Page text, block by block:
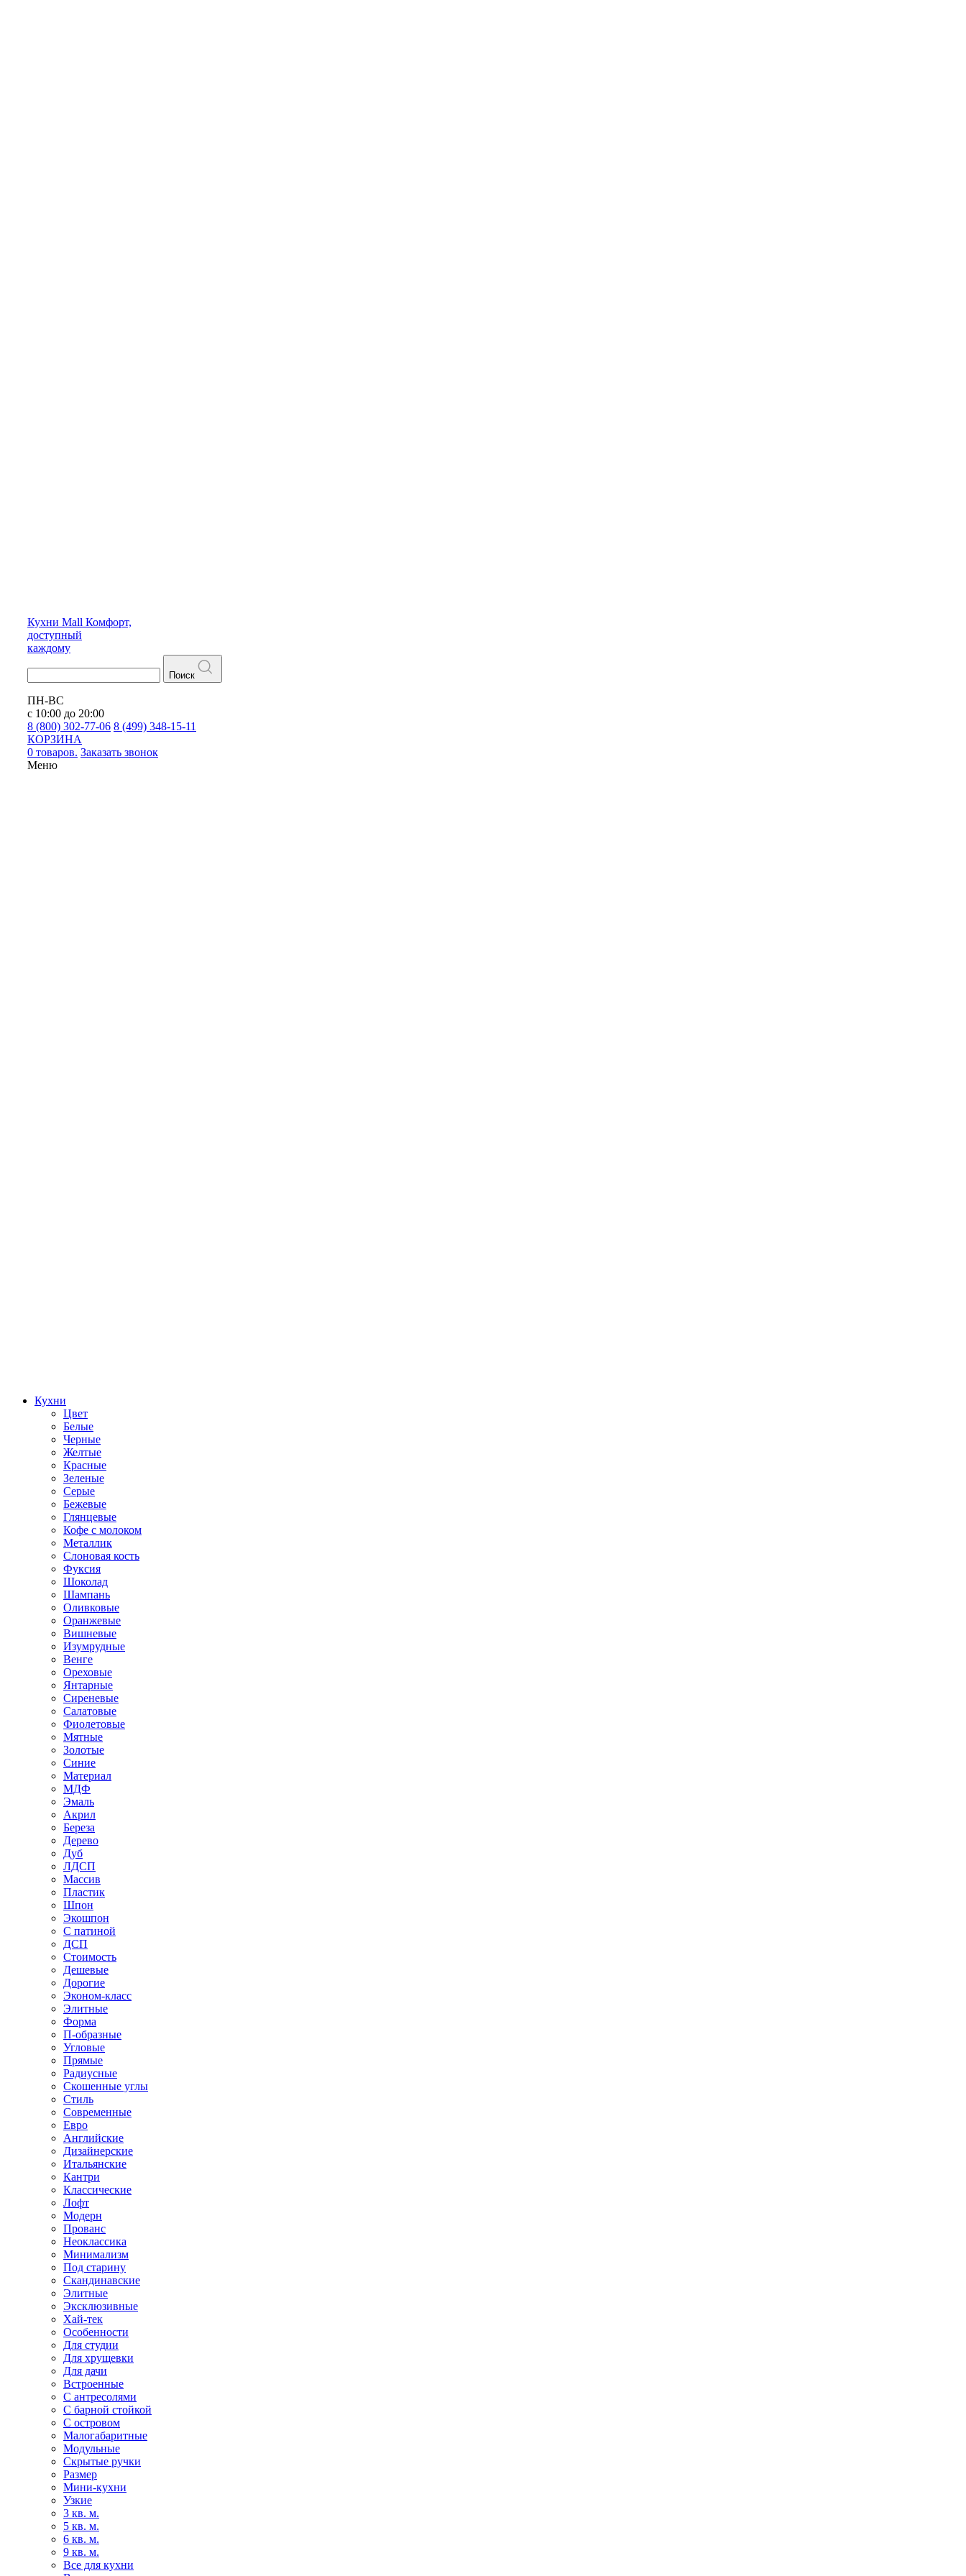
Кухни Mall Комфорт,
доступный
каждому
Поиск
ПН-ВС
с 10:00 до 20:00
8 (800) 302-77-06 8 (499) 348-15-11
КОРЗИНА
0 товаров. Заказать звонок
Меню
Кухни
Цвет
Белые
Черные
Желтые
Красные
Зеленые
Серые
Бежевые
Глянцевые
Кофе с молоком
Металлик
Слоновая кость
Фуксия
Шоколад
Шампань
Оливковые
Оранжевые
Вишневые
Изумрудные
Венге
Ореховые
Янтарные
Сиреневые
Салатовые
Фиолетовые
Мятные
Золотые
Синие
Материал
МДФ
Эмаль
Акрил
Береза
Дерево
Дуб
ЛДСП
Массив
Пластик
Шпон
Экошпон
С патиной
ДСП
Стоимость
Дешевые
Дорогие
Эконом-класс
Элитные
Форма
П-образные
Угловые
Прямые
Радиусные
Скошенные углы
Стиль
Современные
Евро
Английские
Дизайнерские
Итальянские
Кантри
Классические
Лофт
Модерн
Прованс
Неоклассика
Минимализм
Под старину
Скандинавские
Элитные
Эксклюзивные
Хай-тек
Особенности
Для студии
Для хрущевки
Для дачи
Встроенные
С антресолями
С барной стойкой
С островом
Малогабаритные
Модульные
Скрытые ручки
Размер
Мини-кухни
Узкие
3 кв. м.
5 кв. м.
6 кв. м.
9 кв. м.
Все для кухни